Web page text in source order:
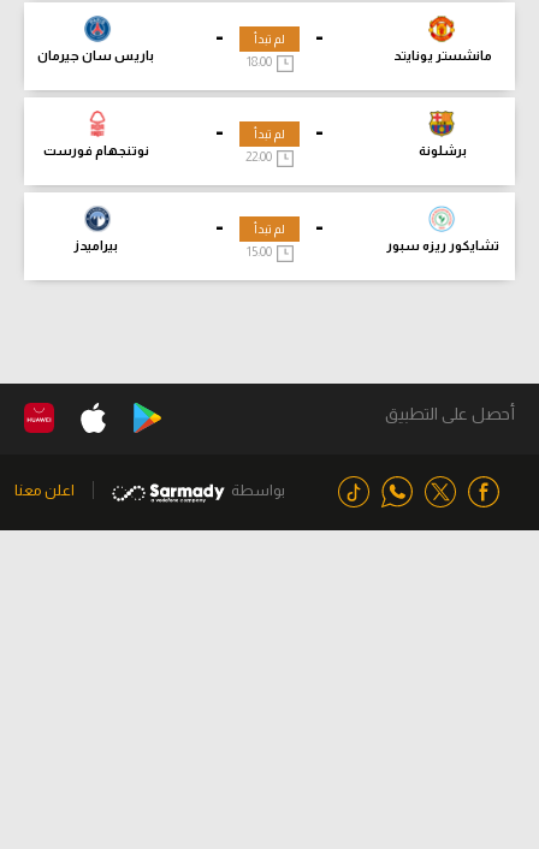
-
مانشستر يونايتد
-
باريس سان جيرمان
لم تبدأ
18:00
-
برشلونة
-
نوتنجهام فورست
لم تبدأ
-
تشايكور ريزه سبور
-
بيراميدز
لم تبدأ
15:00
أحصل على التطبيق
بواسطة اعلن معنا